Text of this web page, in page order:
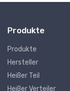
Produkte
Produkte
Hersteller
Heißer Teil
Heißer Verteiler